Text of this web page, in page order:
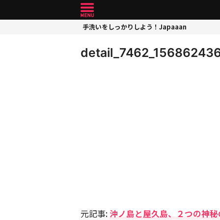
手洗いをしっかりしよう！Japaaan
元記事: 沖ノ島と屋久島、２つの神